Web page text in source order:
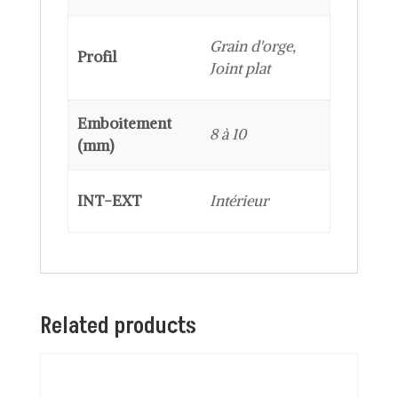
Profil
Grain d'orge,
Joint plat
Emboitement
(mm)
8 à 10
INT-EXT Intérieur
Related products